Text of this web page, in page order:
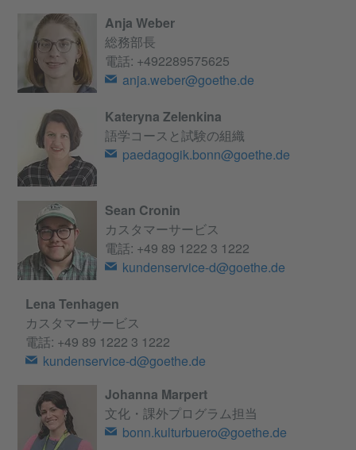
Anja Weber
総務部長
電話: +492289575625
anja.weber@goethe.de
Kateryna Zelenkina
語学コースと試験の組織
paedagogik.bonn@goethe.de
Sean Cronin
カスタマーサービス
電話: +49 89 1222 3 1222
kundenservice-d@goethe.de
Lena Tenhagen
カスタマーサービス
電話: +49 89 1222 3 1222
kundenservice-d@goethe.de
Johanna Marpert
文化・課外プログラム担当
bonn.kulturbuero@goethe.de